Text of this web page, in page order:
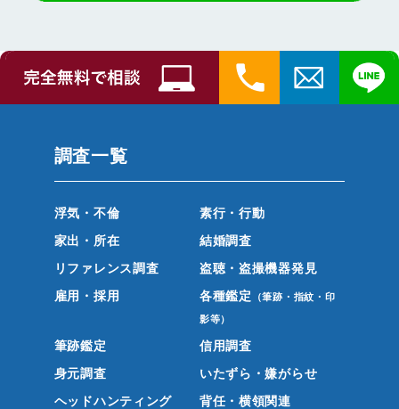
調査一覧
浮気・不倫
素行・行動
家出・所在
結婚調査
リファレンス調査
盗聴・盗撮機器発見
雇用・採用
各種鑑定 （筆跡・指紋・印
影等）
筆跡鑑定
信用調査
身元調査
いたずら・嫌がらせ
ヘッドハンティング
背任・横領関連